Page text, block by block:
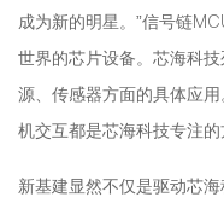
成为新的明星。”信号链
世界的芯片设备。芯海科
源、传感器方面的具体应
机交互都是芯海科技专注的
新基建显然不仅是驱动芯